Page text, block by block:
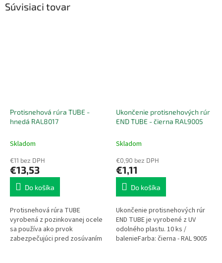
Súvisiaci tovar
Protisnehová rúra TUBE -
hnedá RAL8017
Skladom
€11 bez DPH
€13,53
Do košíka
Protisnehová rúra TUBE
vyrobená z pozinkovanej ocele
sa používa ako prvok
zabezpečujúci pred zosúvaním
Ukončenie protisnehových rúr
END TUBE - čierna RAL9005
Skladom
€0,90 bez DPH
€1,11
Do košíka
Ukončenie protisnehových rúr
END TUBE je vyrobené z UV
odolného plastu. 10 ks /
balenieFarba: čierna - RAL 9005